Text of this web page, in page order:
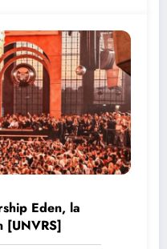
Eden, la
[UNVRS]